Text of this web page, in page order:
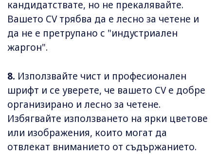
кандидатствате, но не прекалявайте.
Вашето CV трябва да е лесно за четене и
да не е претрупано с "индустриален
жаргон".
8. Използвайте чист и професионален
шрифт и се уверете, че вашето CV е добре
организирано и лесно за четене.
Избягвайте използването на ярки цветове
или изображения, които могат да
отвлекат вниманието от съдържанието.